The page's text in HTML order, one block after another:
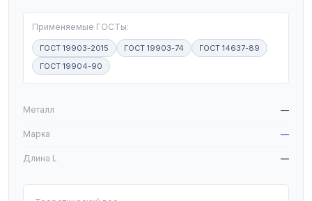
Применяемые ГОСТы:
ГОСТ 19903-2015 ГОСТ 19903-74
ГОСТ 14637-89
ГОСТ 19904-90
Металл —
Марка —
Длина L —